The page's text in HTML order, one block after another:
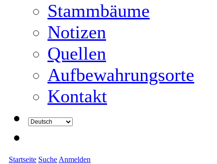
Stammbäume
Notizen
Quellen
Aufbewahrungsorte
Kontakt
Startseite Suche Anmelden